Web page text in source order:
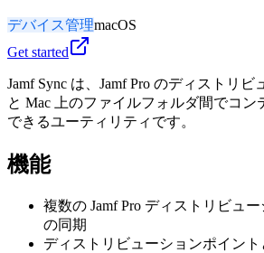
デバイス管理macOS
Get started
Jamf Sync は、Jamf Pro のディストリビ
と Mac 上のファイルフォルダ間でコン
できるユーティリティです。
機能
複数の Jamf Pro ディストリビュ
の同期
ディストリビューションポイン